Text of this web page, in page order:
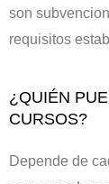
son
requisitos
¿QUIÉN
CURSOS?
Depende de